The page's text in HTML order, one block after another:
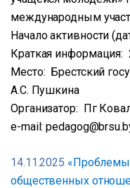
международным
Начало активности
Краткая информация:
Место: Брестский
А.С. Пушкина
Организатор: Пг
e-mail:
14.11.2025 «Проблемы
общественных